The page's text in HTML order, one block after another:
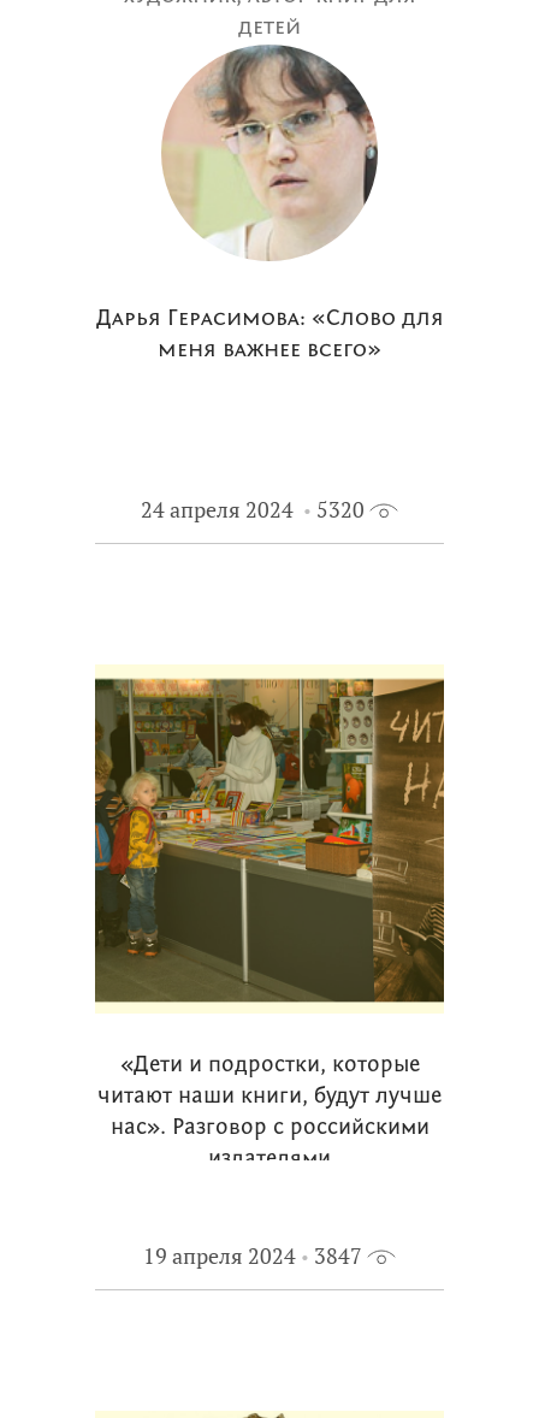
детей
Дарья Герасимова: «Слово для
меня важнее всего»
24 апреля 2024 5320
«Дети и подростки, которые
читают наши книги, будут лучше
нас». Разговор с российскими
издателями
19 апреля 2024 3847